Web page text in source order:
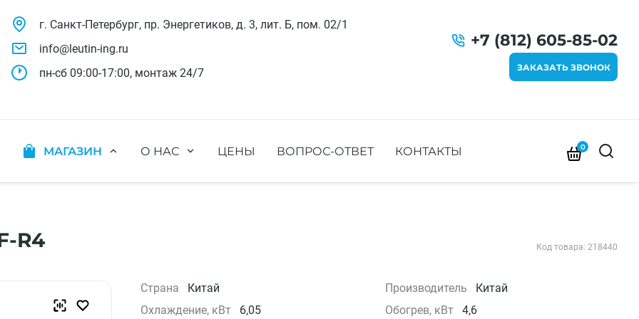
г. Санкт-Петербург, пр. Энергетиков, д. 3, лит. Б, пом. 02/1
info@leutin-ing.ru
пн-сб 09:00-17:00, монтаж 24/7
+7 (812) 605-85-02
ЗАКАЗАТЬ ЗВОНОК
МАГАЗИН
Кассетные кондиционеры
Напольно-потолочные кондиционеры
Колонные кондиционеры
О НАС
Вакансии
ЦЕНЫ ВОПРОС-ОТВЕТ КОНТАКТЫ 0
R4 Код товара: 218440
Страна Китай Производитель
Китай
Охлаждение, кВт
6,05 Обогрев, кВт
4,6